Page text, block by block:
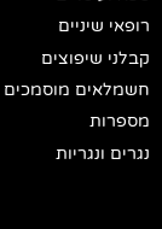
רופאי שיניים
קבלני שיפוצים
חשמלאים מוסמכים
מספרות
נגרים ונגריות